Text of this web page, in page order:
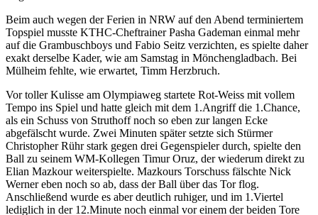
Beim auch wegen der Ferien in NRW auf den Abend terminiertem
Topspiel musste KTHC-Cheftrainer Pasha Gademan einmal mehr
auf die Grambuschboys und Fabio Seitz verzichten, es spielte daher
exakt derselbe Kader, wie am Samstag in Mönchengladbach. Bei
Mülheim fehlte, wie erwartet, Timm Herzbruch.
Vor toller Kulisse am Olympiaweg startete Rot-Weiss mit vollem
Tempo ins Spiel und hatte gleich mit dem 1.Angriff die 1.Chance,
als ein Schuss von Struthoff noch so eben zur langen Ecke
abgefälscht wurde. Zwei Minuten später setzte sich Stürmer
Christopher Rühr stark gegen drei Gegenspieler durch, spielte den
Ball zu seinem WM-Kollegen Timur Oruz, der wiederum direkt zu
Elian Mazkour weiterspielte. Mazkours Torschuss fälschte Nick
Werner eben noch so ab, dass der Ball über das Tor flog.
Anschließend wurde es aber deutlich ruhiger, und im 1.Viertel
lediglich in der 12.Minute noch einmal vor einem der beiden Tore